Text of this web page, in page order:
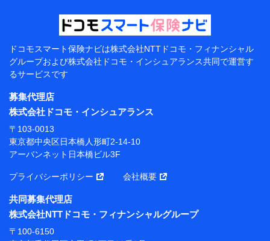
当該個人データを取り扱う各共同利用者（詳細は次のと
東京都千代田区永田町2丁目11番1号 山王パークタワー
株式会社NTTドコモ 代表取締役社長 前田 義晃
東京都中央区日本橋人形町2-14-10 アーバンネット日
本橋ビル 3F
長 吉村 忠義
※ 当社および株式会社NTTドコモは、お客さまの情報
ソナルデータ憲章」に定める行動原則を順守します 。
※ パーソナルデータダッシュボードの「第三者提供の
管理」の設定状態にかかわらず、共同利用する場合があ
ります。
※ dポイントクラブ会員ではないお客さま（2019年12
ドコモスマート保険ナビは株式会社NTTドコモ・フィナンシャル
グループおよび株式会社ドコモ・インシュアランス共同で運営す
るサービスです
募集代理店
株式会社ドコモ・インシュアランス
〒103-0013
東京都中央区日本橋人形町2-14-10
アーバンネット日本橋ビル3F
プライバシーポリシー 会社概要
共同募集代理店
株式会社NTTドコモ・フィナンシャルグループ
〒100-6150